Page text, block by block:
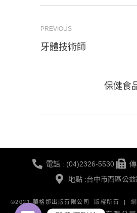
PREVIOUS
牙體技術師
保健食
電話 : (04)2326-5530
地點 :台中市西區公
©2021 華格那出版有限公司 版權所有 | 網